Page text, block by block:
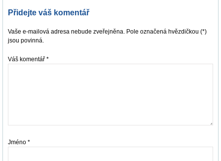
Přidejte váš komentář
Vaše e-mailová adresa nebude zveřejněna. Pole označená hvězdičkou (*)
jsou povinná.
Váš komentář *
Jméno *